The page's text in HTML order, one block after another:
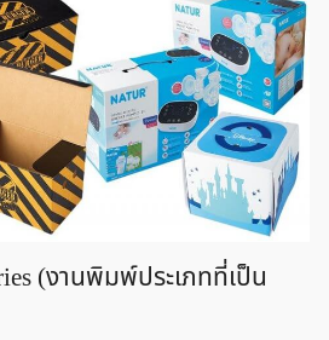
(งานพิมพ์ประเภทที่เป็น